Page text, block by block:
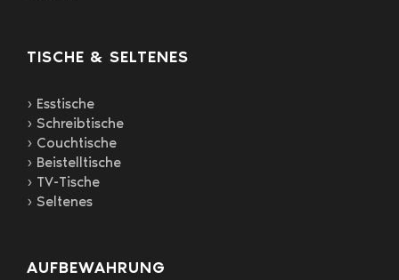
TISCHE & SELTENES
› Esstische
› Schreibtische
› Couchtische
› Beistelltische
› TV-Tische
› Seltenes
AUFBEWAHRUNG